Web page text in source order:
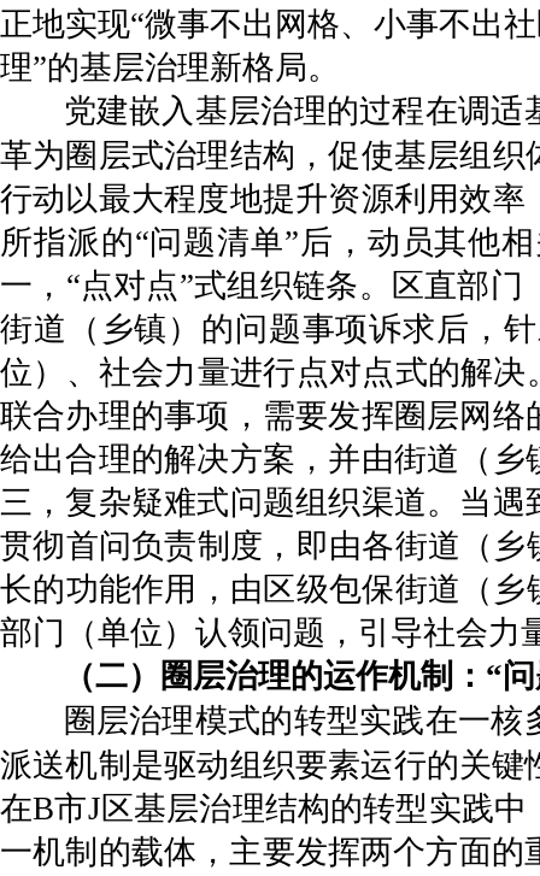
正地实现“微事不出网格、小事不出
理”的基层治理新格局。
党建嵌入基层治理的过程在调
革为圈层式治理结构，促使基层组
行动以最大程度地提升资源利用效
所指派的“问题清单”后，动员其他
一，“点对点”式组织链条。区直部
街道（乡镇）的问题事项诉求后，
位）、社会力量进行点对点式的解
联合办理的事项，需要发挥圈层网
给出合理的解决方案，并由街道（
三，复杂疑难式问题组织渠道。当
贯彻首问负责制度，即由各街道（
长的功能作用，由区级包保街道（
部门（单位）认领问题，引导社会力
（二）圈层治理的运作机制：“
圈层治理模式的转型实践在一
派送机制是驱动组织要素运行的关
在B市J区基层治理结构的转型实践
一机制的载体，主要发挥两个方面